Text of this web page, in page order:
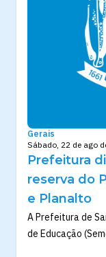
Gerais
Sábado, 22 de ago
Prefeitura
reserva do
e Planalto
A Prefeitura de
de Educação